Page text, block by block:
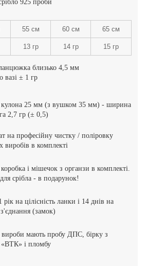
925 проби
55 см 60 см 65 см
13 гр 14 гр 15 гр
близько 4,5 мм
вазі ± 1 гр
25 мм (з вушком 35 мм) - ширина
2,7 гр (± 0,5)
на професійну чистку / поліровку
виробів в комплекті
і мішечок з органзи в комплекті.
срібла - в подарунок!
рік на цілісність ланки і 14 днів на
(замок)
вироби мають пробу ДПС, бірку з
і пломбу